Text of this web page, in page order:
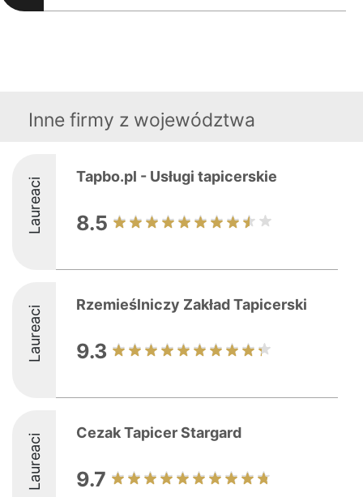
Inne firmy z województwa
Laureaci Tapbo.pl - Usługi tapicerskie
8.5
Laureaci Rzemieślniczy Zakład Tapicerski
9.3
Laureaci Cezak Tapicer Stargard
9.7